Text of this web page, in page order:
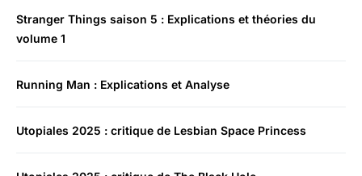
Stranger Things saison 5 : Explications et théories du
volume 1
Running Man : Explications et Analyse
Utopiales 2025 : critique de Lesbian Space Princess